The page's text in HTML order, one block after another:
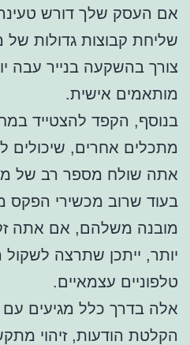
אם העסק שלך דורש טעינה
שליחת קבוצות גדולות של
צורך בהשקעה בנייר עבה
מותאמים אישית.
בנוסף, הקפד להצטייד
מתכלים אחרים, שיכולים
אתה שולח מספר רב של
בעוד שרוב מכשירי הפקס
מובנה משלהם, אם אתה
יותר, ייתכן שתרצה לשקול
טלפוניים עצמאיים.
אלה בדרך כלל מגיעים עם
הקלטת הודעות, זיהוי